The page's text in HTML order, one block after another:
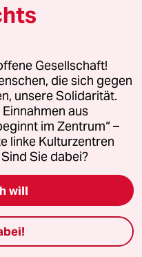
– mit diesem
biblischen Genesis vor
Gott ein Weltbild in
fortwirkt: Die
– allen voran der
– stehe über der Natur
nach Belieben zu
zum geistigen
ihr widersetzte,
Völker mit einem
Erde, wurde unterdrückt
und
vermeintlich höhere
Gesellschaft!
die sich gegen
unsere Solidarität.
aus
im Zentrum“ –
linke Kulturzentren
Sie dabei?
will